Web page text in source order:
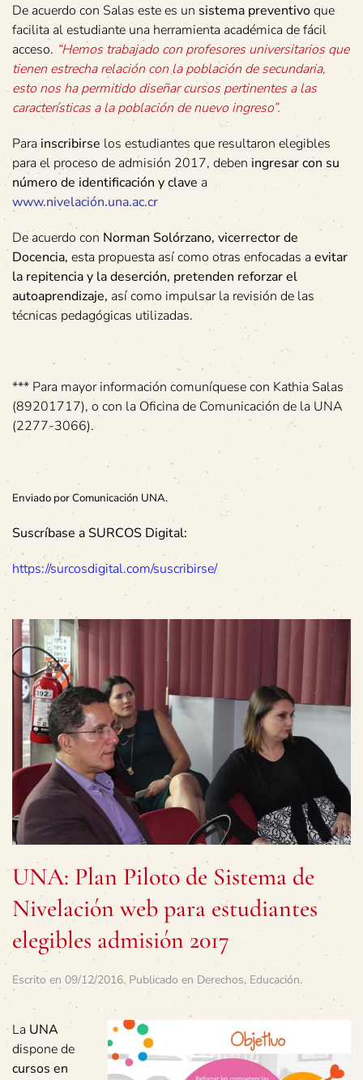
De acuerdo con Salas este es un sistema preventivoque
facilita al estudiante una herramienta académica de fácil
acceso. “Hemos trabajado con profesores universitarios que
tienen estrecha relación con la población de secundaria,
esto nos ha permitido diseñar cursos pertinentes a las
características a la población de nuevo ingreso”.
Para inscribirse los estudiantes que resultaron elegibles
para el proceso de admisión 2017, deben ingresar con su
número de identificación y clave a
www.nivelación.una.ac.cr
De acuerdo con Norman Solórzano, vicerrector de
Docencia, esta propuesta así como otras enfocadas aevitar
la repitencia y la deserción, pretenden reforzar el
autoaprendizaje, así como impulsar la revisión de las
técnicas pedagógicas utilizadas.
*** Para mayor información comuníquese con Kathia Salas
(89201717), o con la Oficina de Comunicación de la UNA
(2277-3066).
Enviado por Comunicación UNA.
Suscríbase a SURCOS Digital:
https://surcosdigital.com/suscribirse/
UNA: Plan Piloto de Sistema de
Nivelación web para estudiantes
elegibles admisión 2017
Escrito en 09/12/2016. Publicado en Derechos, Educación.
La UNA
dispone de
cursos en